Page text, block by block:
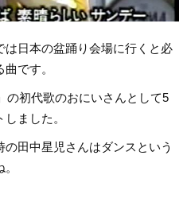
は日本の盆踊り会場に行くと必
です。
の初代歌のおにいさんとして5
ました。
田中星児さんはダンスという